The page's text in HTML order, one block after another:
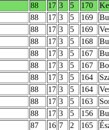
88 17 3 5 170
88 17 3 5 169
88 17 3 5 169
88 17 3 5 168
88 17 3 5 167
88 17 3 5 167
88 17 3 5 164
88 17 3 5 164
88 17 3 5 163
88 17 3 5 156
87 16 7 2 165